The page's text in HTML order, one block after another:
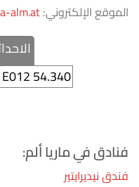
الموقع الإلكتروني:alm.at
فنادق في ماريا ألم:
فندق نيديرايتير